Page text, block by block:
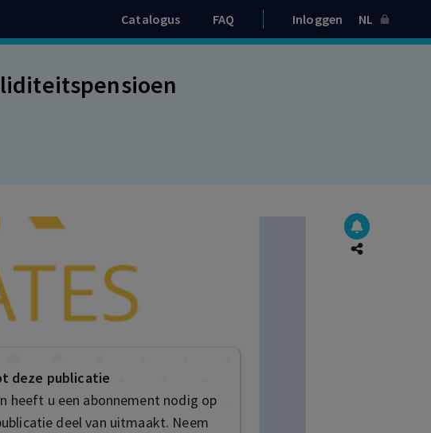
Catalogus FAQ Inloggen NL
deze publicatie
heeft u een abonnement nodig op
deel van uitmaakt. Neem